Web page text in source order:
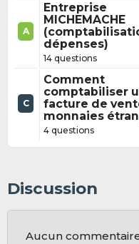
A
Entreprise
MICHEMACHE
dépenses)
14 questions
C
Comment
comptabiliser
facture de
monnaies
4 questions
Discussion
Aucun